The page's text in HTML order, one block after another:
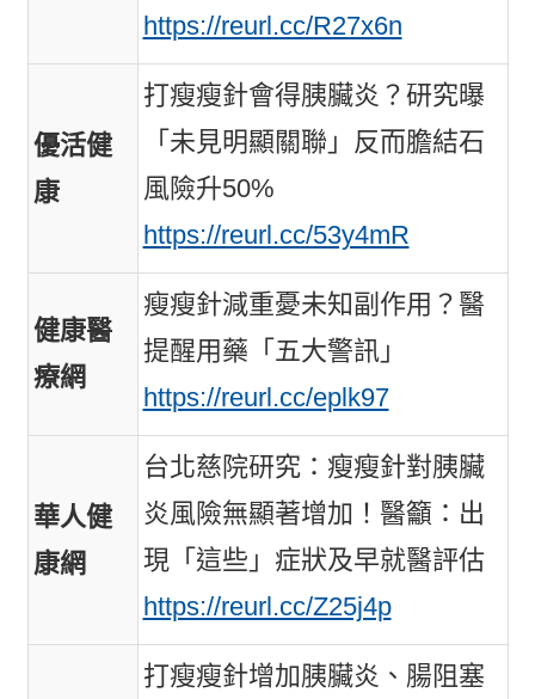
https://reurl.cc/R27x6n
優活健
康
打瘦瘦針會得胰臟炎？研究曝
「未見明顯關聯」反而膽結石
風險升50%
https://reurl.cc/53y4mR
健康醫
療網
瘦瘦針減重憂未知副作用？醫
提醒用藥「五大警訊」
https://reurl.cc/eplk97
華人健
康網
台北慈院研究：瘦瘦針對胰臟
炎風險無顯著增加！醫籲：出
現「這些」症狀及早就醫評估
https://reurl.cc/Z25j4p
打瘦瘦針增加胰臟炎、腸阻塞